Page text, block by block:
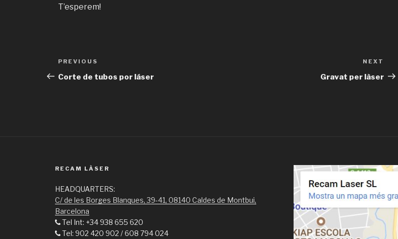
T’esperem!
Post
navigation
Previous
Post
PREVIOUS
Corte de tubos por láser
Post
NEXT
Gravat per làser
RECAM LÀSER
HEADQUARTERS:
C/ de les Borges Blanques, 39-41, 08140 Caldes de Montbui,
Barcelona
Tel Int: +34 938 655 620
Tel: 902 420 902 / 608 794 024